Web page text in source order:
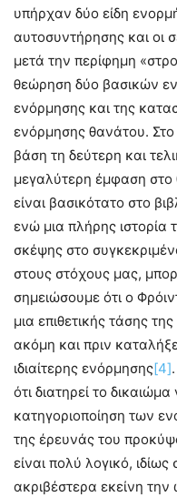
υπήρχαν δύο είδη
αυτοσυντήρησης και οι
μετά την περίφημη
θεώρηση δύο βασικών
ενόρμησης και της
ενόρμησης θανάτου.
βάση τη δεύτερη και
μεγαλύτερη έμφαση στο
είναι βασικότατο στο
ενώ μια πλήρης ιστορία
σκέψης στο
στους στόχους μας,
σημειώσουμε ότι ο
μια επιθετικής τάσης
ακόμη και πριν
ιδιαίτερης ενόρμησης[4]
ότι διατηρεί το
κατηγοριοποίηση των
της έρευνάς του
είναι πολύ λογικό,
ακριβέστερα εκείνη